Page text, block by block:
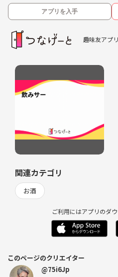
アプリを入手
趣味友アプリ
関連カテゴリ
お酒
ご利用にはアプリのダ
このページのクリエイター
@75i6Jp